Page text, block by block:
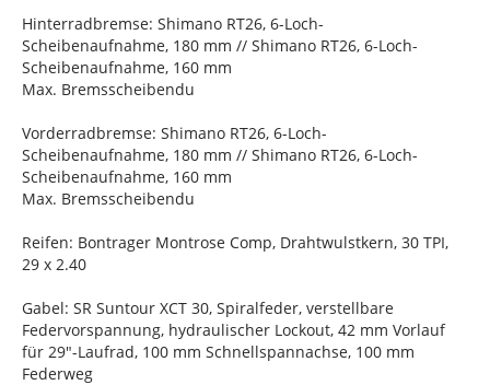
Hinterradbremse: Shimano RT26, 6-Loch-
Scheibenaufnahme, 180 mm // Shimano RT26, 6-Loch-
Scheibenaufnahme, 160 mm
Max. Bremsscheibendu
Vorderradbremse: Shimano RT26, 6-Loch-
Scheibenaufnahme, 180 mm // Shimano RT26, 6-Loch-
Scheibenaufnahme, 160 mm
Max. Bremsscheibendu
Reifen: Bontrager Montrose Comp, Drahtwulstkern, 30 TPI,
29 x 2.40
Gabel: SR Suntour XCT 30, Spiralfeder, verstellbare
Federvorspannung, hydraulischer Lockout, 42 mm Vorlauf
für 29"-Laufrad, 100 mm Schnellspannachse, 100 mm
Federweg